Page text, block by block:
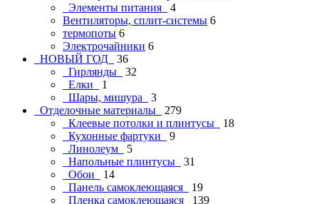
Элементы питания
4
Вентиляторы, сплит-системы 6
термопоты 6
Электрочайники 6
НОВЫЙ ГОД
36
Гирлянды
32
Елки
1
Шары, мишура
3
Отделочные материалы
279
Клеевые потолки и плинтусы
18
Кухонные фартуки
9
Линолеум
5
Напольные плинтусы
31
Обои
14
Панель самоклеющаяся
19
Пленка самоклеющаяся
139